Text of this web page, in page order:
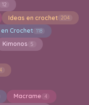
12
Ideas en crochet 204
Crochet 118
Kimonos 5
4
Macrame 4